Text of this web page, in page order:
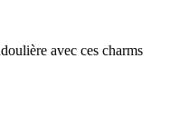
avec ces charms